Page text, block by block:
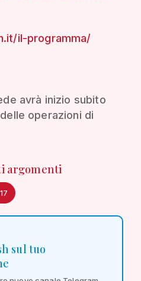
il-programma/
avrà inizio subito
operazioni di
argomenti
sul tuo